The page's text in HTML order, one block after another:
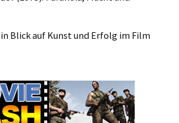
Blick auf Kunst und Erfolg im Film